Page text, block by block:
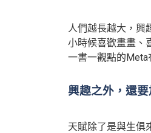
人們越長越大，興
小時候喜歡畫畫、
一書一觀點的
興趣之外，還
天賦除了是與生俱